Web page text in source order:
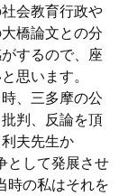
会教育行政や
橋論文との分
するので、座
思います。
、三多摩の公
判、反論を頂
夫先生か
として発展させ
時の私はそれを